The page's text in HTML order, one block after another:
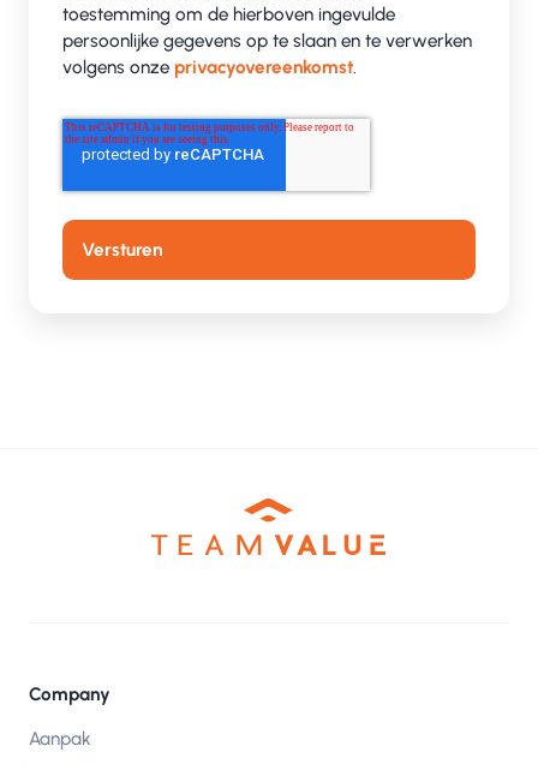
toestemming om de hierboven ingevulde
persoonlijke gegevens op te slaan en te verwerken
volgens onze privacyovereenkomst.
Company
Aanpak